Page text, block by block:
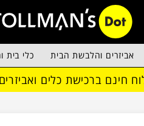
אביזרים והלבשת הבית כלי בית
חינם ברכישת כלים